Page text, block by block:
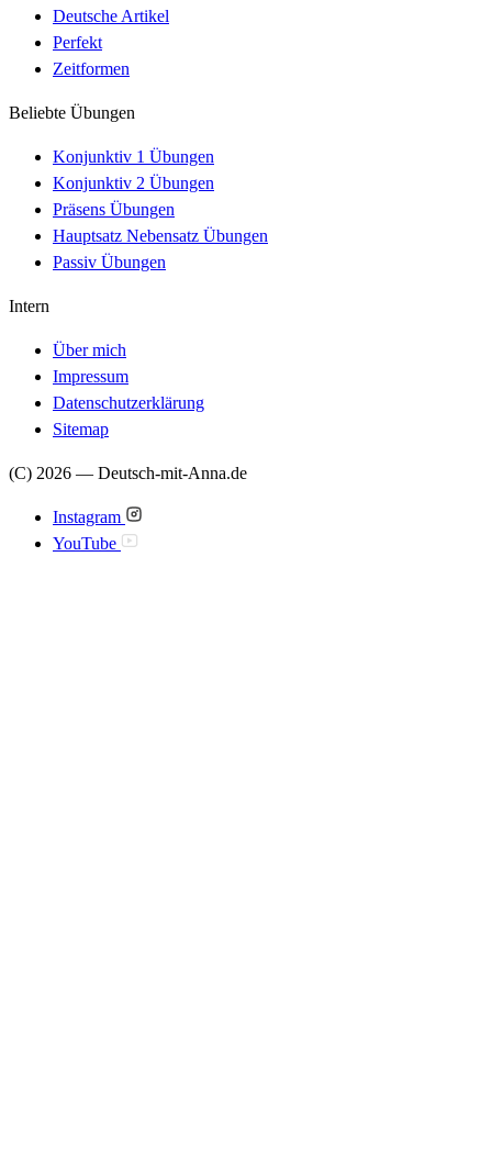
Deutsche Artikel
Perfekt
Zeitformen
Beliebte Übungen
Konjunktiv 1 Übungen
Konjunktiv 2 Übungen
Präsens Übungen
Hauptsatz Nebensatz Übungen
Passiv Übungen
Intern
Über mich
Impressum
Datenschutzerklärung
Sitemap
(C) 2026 — Deutsch-mit-Anna.de
Instagram
YouTube